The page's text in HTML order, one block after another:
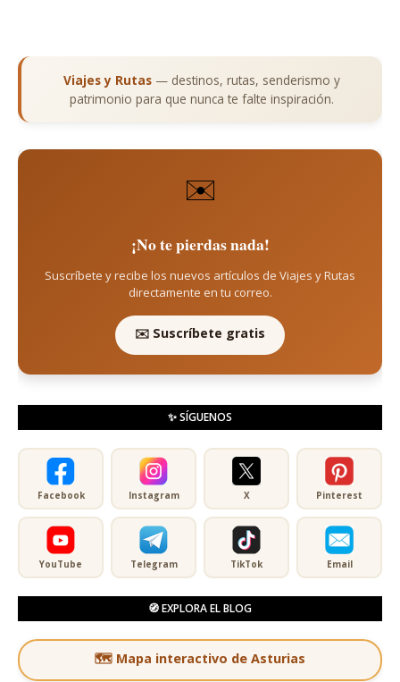
Viajes y Rutas — destinos, rutas, senderismo y
patrimonio para que nunca te falte inspiración.
✉️
¡No te pierdas nada!
Suscríbete y recibe los nuevos artículos de Viajes y Rutas
directamente en tu correo.
✉️ Suscríbete gratis
✨ SÍGUENOS
Facebook Instagram X Pinterest
YouTube Telegram TikTok Email
🧭 EXPLORA EL BLOG
🗺️ Mapa interactivo de Asturias